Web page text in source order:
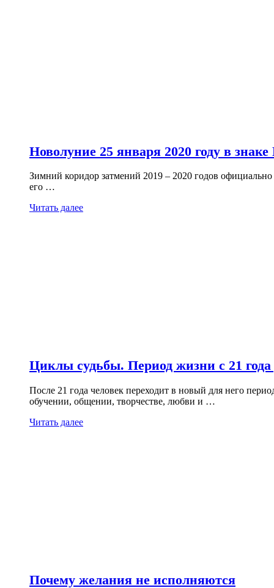
Новолуние 25 января 2020 году в знаке
Зимний коридор затмений 2019 – 2020 годов официально
его …
Читать далее
Циклы судьбы. Период жизни с 21 года
После 21 года человек переходит в новый для него
обучении, общении, творчестве, любви и …
Читать далее
Почему желания не исполняются